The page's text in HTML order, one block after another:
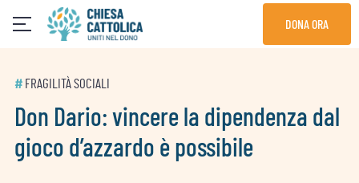
DONA ORA
# FRAGILITÀ SOCIALI
Don Dario: vincere la dipendenza dal
gioco d’azzardo è possibile